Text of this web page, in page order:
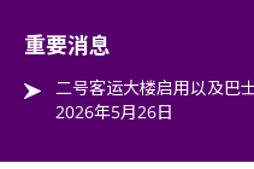
重要消息
二号客运大楼启用以及巴
2026年5月26日